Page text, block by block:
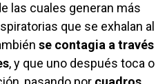
las cuales generan más
que se exhalan al
se contagia a través
, y que uno después toca o